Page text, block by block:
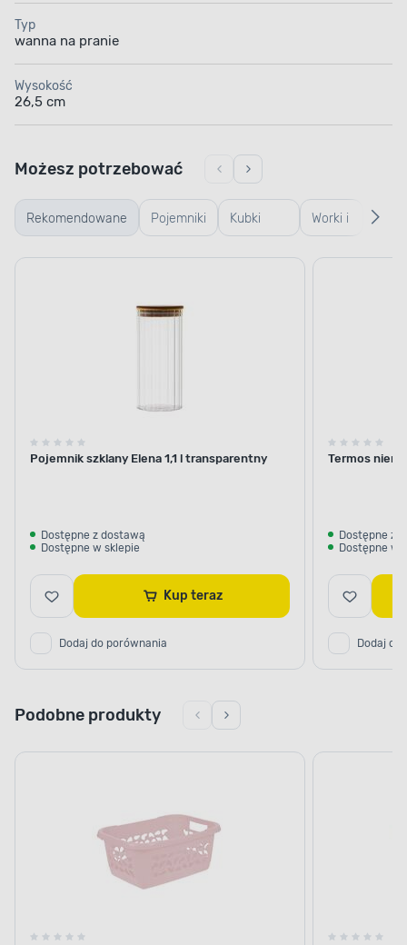
Typ
wanna na pranie
Wysokość
26,5 cm
Rekomendowane Pojemniki
szklane
Kubki
termiczne
Worki i
torebki linki,
Możesz potrzebować
Pojemnik szklany Elena 1,1 l transparentny
Dostępne z dostawą
Dostępne w sklepie
Kup teraz
Dodaj do porównania
Termos
Dostępne z
Dostępne w
Dodaj do
Podobne produkty